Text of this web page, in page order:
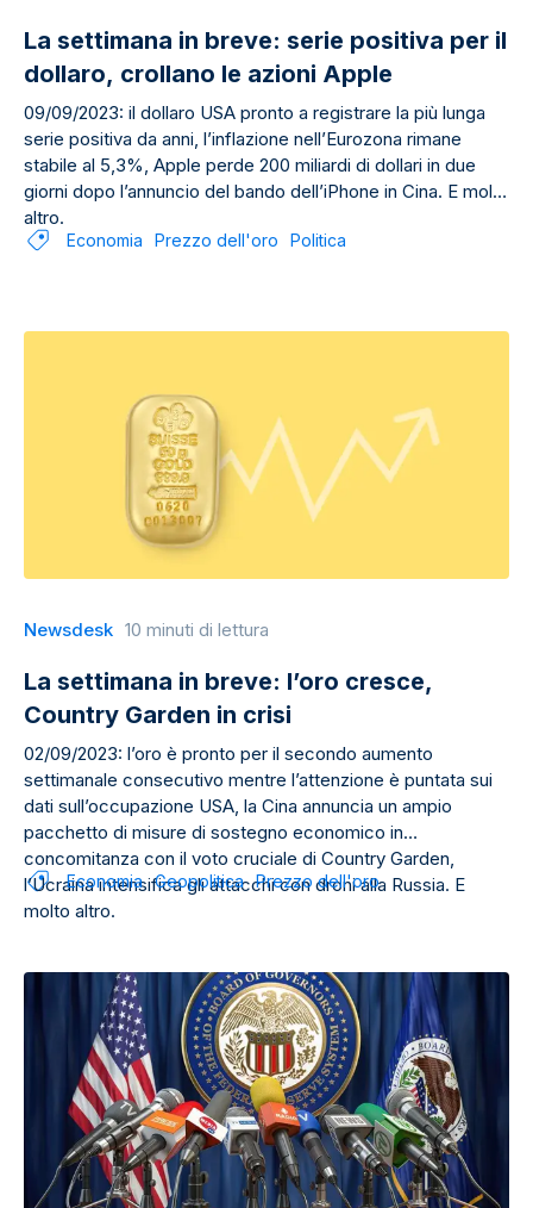
La settimana in breve: serie positiva per il
dollaro, crollano le azioni Apple
09/09/2023: il dollaro USA pronto a registrare la più lunga
serie positiva da anni, l’inflazione nell’Eurozona rimane
stabile al 5,3%, Apple perde 200 miliardi di dollari in due
giorni dopo l’annuncio del bando dell’iPhone in Cina. E molto
altro.
Economia Prezzo dell'oro Politica
Newsdesk 10 minuti di lettura
La settimana in breve: l’oro cresce,
Country Garden in crisi
02/09/2023: l’oro è pronto per il secondo aumento
settimanale consecutivo mentre l’attenzione è puntata sui
dati sull’occupazione USA, la Cina annuncia un ampio
pacchetto di misure di sostegno economico in
concomitanza con il voto cruciale di Country Garden,
l’Ucraina intensifica gli attacchi con droni alla Russia. E
molto altro.
Economia Geopolitica Prezzo dell'oro